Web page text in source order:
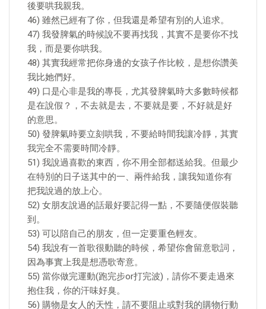
後要哄我親我。
46) 雖然已經有了你，但我還是希望有別的人追求。
47) 我發脾氣的時候說不要再找我，其實不是要你不找
我，而是要你哄我。
48) 其實我經常把你身邊的女孩子作比較，是想你讚美
我比她們好。
49) 口是心非是我的專長，尤其發脾氣時大多數時候都
是在說假？，不去就是去，不要就是要，不好就是好
的意思。
50) 發脾氣時要立刻哄我，不要給時間我讓冷靜，其實
我完全不需要時間冷靜。
51) 我說過喜歡的東西，你不用全部都送給我。但最少
在特別的日子送其中的一、兩件給我，讓我知道你有
把我說過的放上心。
52) 女朋友說過的話最好要記得一點，不要隨便假裝聽
到。
53) 可以陪自己的朋友，但一定要重色輕友。
54) 我說有一首歌很動聽的時候，希望你會留意歌詞，
因為事實上我是想憑歌寄意。
55) 當你做完運動(跑完步or打完波)，請你不要走過來
抱住我，你的汗味好臭。
56) 購物是女人的天性，請不要阻止或對我的購物行動